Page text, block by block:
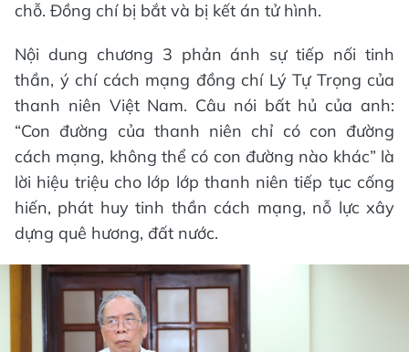
chỗ. Đồng chí bị bắt và bị kết án tử hình.
Nội dung chương 3 phản ánh sự tiếp nối tinh
thần, ý chí cách mạng đồng chí Lý Tự Trọng của
thanh niên Việt Nam. Câu nói bất hủ của anh:
“Con đường của thanh niên chỉ có con đường
cách mạng, không thể có con đường nào khác” là
lời hiệu triệu cho lớp lớp thanh niên tiếp tục cống
hiến, phát huy tinh thần cách mạng, nỗ lực xây
dựng quê hương, đất nước.